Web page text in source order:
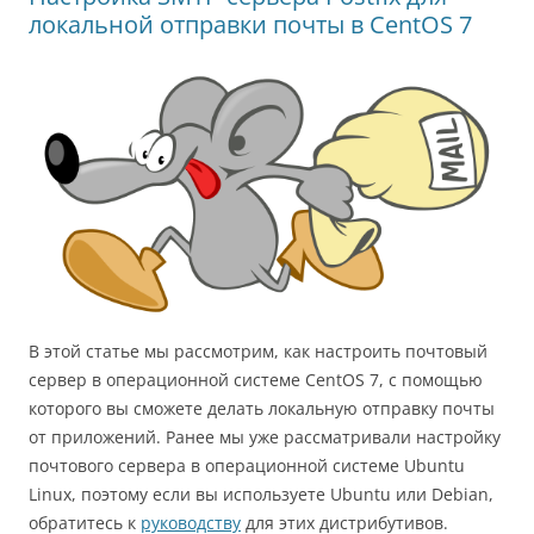
локальной отправки почты в CentOS 7
В этой статье мы рассмотрим, как настроить почтовый
сервер в операционной системе CentOS 7, с помощью
которого вы сможете делать локальную отправку почты
от приложений. Ранее мы уже рассматривали настройку
почтового сервера в операционной системе Ubuntu
Linux, поэтому если вы используете Ubuntu или Debian,
обратитесь к руководству для этих дистрибутивов.